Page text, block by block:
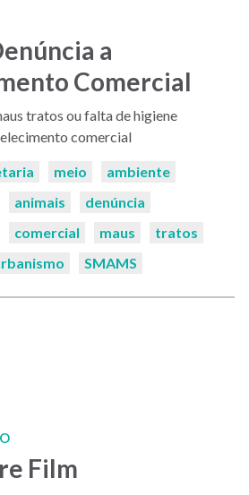
a
Comercial
tratos ou falta de higiene
comercial
meio
ambiente
animais
denúncia
comercial maus
tratos
SMAMS
Film